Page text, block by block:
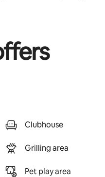
Clubhouse
Grilling area
Pet play area